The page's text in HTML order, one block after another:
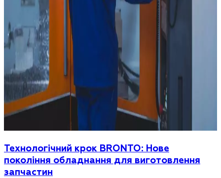
Технологічний крок BRONTO: Нове
покоління обладнання для виготовлення
запчастин